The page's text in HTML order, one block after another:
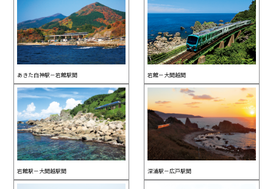
あきた白神駅－岩館駅間 岩館－大間越間
岩館駅－大間越駅間 深浦駅－広戸駅間